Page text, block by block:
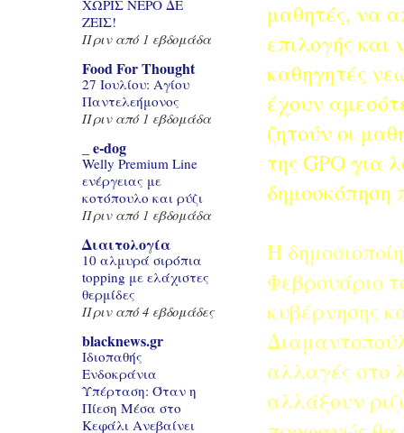
μαθητές, να
επιλογής και
καθηγητές
έχουν
ζητούν οι
της GPO για
δημοσκόπηση
Η
Φεβρουάριο
κυβέρνησης
αλλαγές στο
αλλάξουν
ΧΩΡΙΣ ΝΕΡΟ ΔΕ
ΖΕΙΣ!
Πριν από 1 εβδομάδα
Food For Thought
27 Ιουλίου: Αγίου
Παντελεήμονος
Πριν από 1 εβδομάδα
_ e-dog
Welly Premium Line
ενέργειας με
κοτόπουλο και ρύζι
Πριν από 1 εβδομάδα
Διαιτολογία
10 αλμυρά σιρόπια
topping με ελάχιστες
θερμίδες
Πριν από 4 εβδομάδες
blacknews.gr
Ιδιοπαθής
Ενδοκράνια
Υπέρταση: Όταν η
Πίεση Μέσα στο
Κεφάλι Ανεβαίνει